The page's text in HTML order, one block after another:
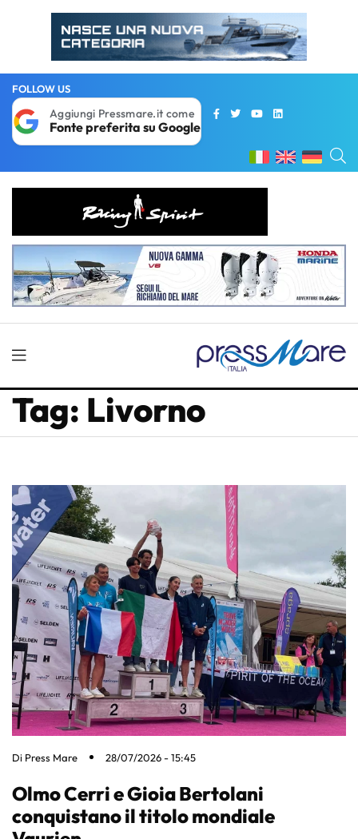
FOLLOW US
Aggiungi Pressmare.it come
Fonte preferita su Google
Tag: Livorno
Di Press Mare 28/07/2026 - 15:45
Olmo Cerri e Gioia Bertolani
conquistano il titolo mondiale